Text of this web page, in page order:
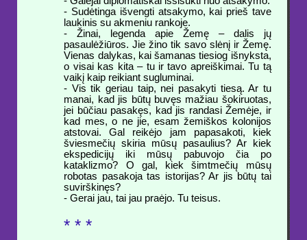
- Sudėtinga išvengti atsakymo, kai prieš tave
laukinis su akmeniu rankoje.
- Žinai, legenda apie Žemę – dalis jų
pasaulėžiūros. Jie žino tik savo slėnį ir Žemę.
Vienas dalykas, kai šamanas tiesiog išnyksta,
o visai kas kita – tu ir tavo apreiškimai. Tu tą
vaikį kaip reikiant sugluminai.
- Vis tik geriau taip, nei pasakyti tiesą. Ar tu
manai, kad jis būtų buvęs mažiau šokiruotas,
jei būčiau pasakęs, kad jis randasi Žemėje, ir
kad mes, o ne jie, esam žemiškos kolonijos
atstovai. Gal reikėjo jam papasakoti, kiek
šviesmečių skiria mūsų pasaulius? Ar kiek
ekspedicijų iki mūsų pabuvojo čia po
kataklizmo? O gal, kiek šimtmečių mūsų
robotas pasakoja tas istorijas? Ar jis būtų tai
suvirškinęs?
- Gerai jau, tai jau praėjo. Tu teisus.
* * *